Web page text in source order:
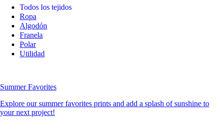
Todos los tejidos
Ropa
Algodón
Franela
Polar
Utilidad
Summer Favorites
Explore our summer favorites prints and add a splash of sunshine to
your next project!